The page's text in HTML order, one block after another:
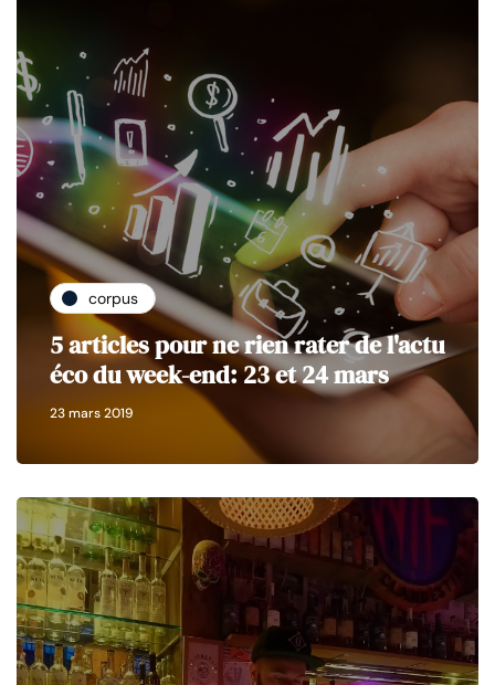
corpus
5 articles pour ne rien rater de l'actu
éco du week-end: 23 et 24 mars
23 mars 2019